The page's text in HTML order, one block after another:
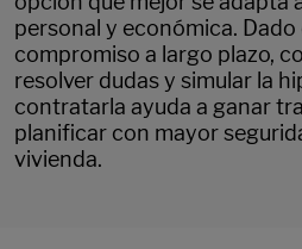
personal y económica.
compromiso a largo plazo,
resolver dudas y simular la
contratarla ayuda a ganar
planificar con mayor
vivienda.